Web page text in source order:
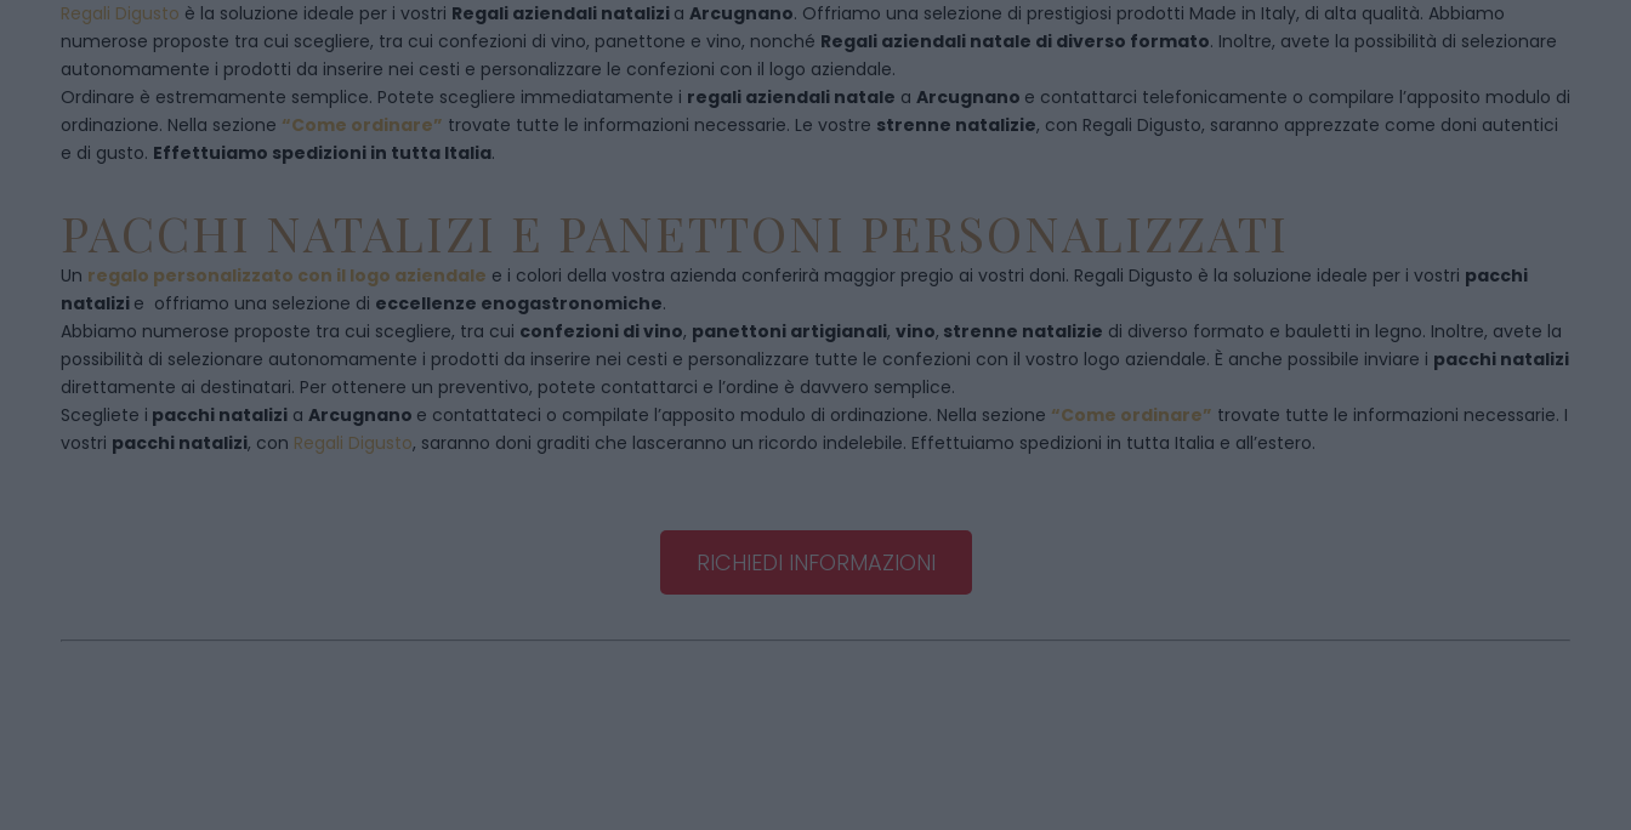
Regali Digusto è la soluzione ideale per i vostri Regali aziendali natalizi a Arcugnano. Offriamo una selezione di prestigiosi prodotti Made in Italy, di alta qualità. Abbiamo
numerose proposte tra cui scegliere, tra cui confezioni di vino, panettone e vino, nonché Regali aziendali natale di diverso formato. Inoltre, avete la possibilità di selezionare
autonomamente i prodotti da inserire nei cesti e personalizzare le confezioni con il logo aziendale.
Ordinare è estremamente semplice. Potete scegliere immediatamente i regali aziendali natale a Arcugnano e contattarci telefonicamente o compilare l’apposito modulo di
ordinazione. Nella sezione “Come ordinare” trovate tutte le informazioni necessarie. Le vostre strenne natalizie, con Regali Digusto, saranno apprezzate come doni autentici
e di gusto. Effettuiamo spedizioni in tutta Italia.
PACCHI NATALIZI E PANETTONI PERSONALIZZATI
Un regalo personalizzato con il logo aziendale e i colori della vostra azienda conferirà maggior pregio ai vostri doni. Regali Digusto è la soluzione ideale per i vostri pacchi
natalizi e offriamo una selezione di eccellenze enogastronomiche.
Abbiamo numerose proposte tra cui scegliere, tra cui confezioni di vino, panettoni artigianali, vino, strenne natalizie di diverso formato e bauletti in legno. Inoltre, avete la
possibilità di selezionare autonomamente i prodotti da inserire nei cesti e personalizzare tutte le confezioni con il vostro logo aziendale. È anche possibile inviare i pacchi natalizi
direttamente ai destinatari. Per ottenere un preventivo, potete contattarci e l’ordine è davvero semplice.
Scegliete i pacchi natalizi a Arcugnano e contattateci o compilate l’apposito modulo di ordinazione. Nella sezione “Come ordinare” trovate tutte le informazioni necessarie. I
vostri pacchi natalizi, con Regali Digusto, saranno doni graditi che lasceranno un ricordo indelebile. Effettuiamo spedizioni in tutta Italia e all’estero.
RICHIEDI INFORMAZIONI